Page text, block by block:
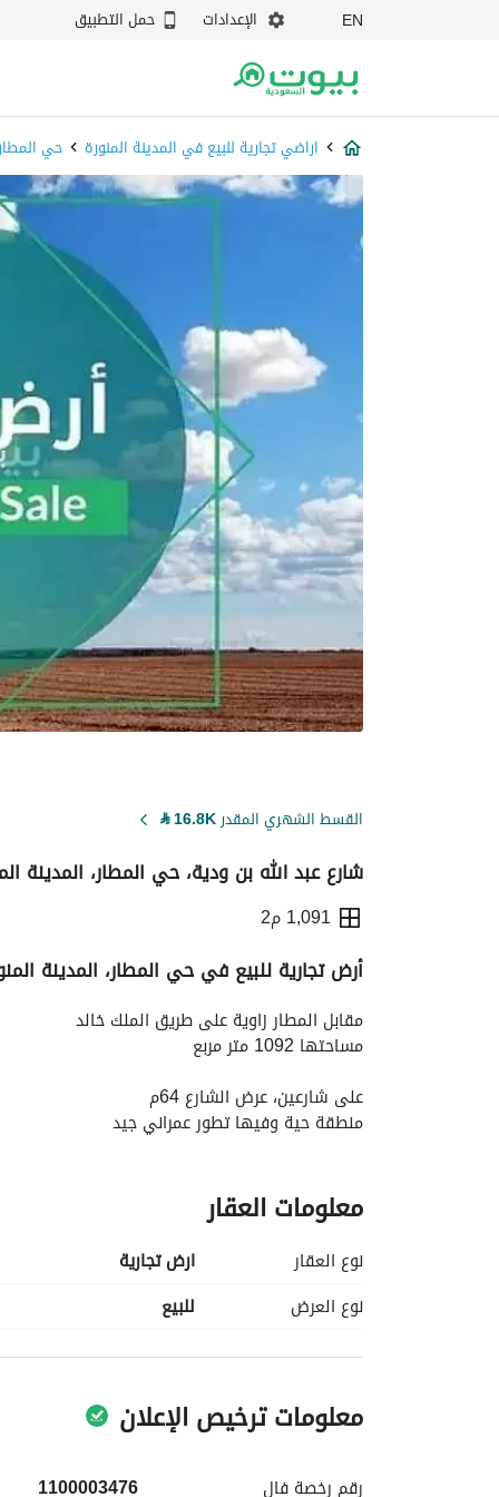
EN الإعدادات حمل التطبيق
اراضي تجارية للبيع في المدينة المنورة حي
القسط الشهري المقدر16.8K
⃁
شارع عبد الله بن ودية، حي المطار، المدينة
1,091 م2
معلومات ترخيص الإعلان
أرض تجارية للبيع في حي المطار، المدينة
مقابل المطار زاوية على طريق الملك خالد
مساحتها 1092 متر مربع
على شارعين، عرض الشارع 64م
منطقة حية وفيها تطور عمراني جيد
السعر المطلوب 2 مليون و600 ألف ريال نهائي صافي والبيع قريب
العرض للمباشر أو من ينوب عنه فقط ويمتنع تعدد
مباشر مع الوكيل
يمتنع الوسطاء
معلومات العقار
نوع العقار
ارض تجارية
نوع العرض
للبيع
معلومات ترخيص الإعلان
رقم رخصة فال
1100003476